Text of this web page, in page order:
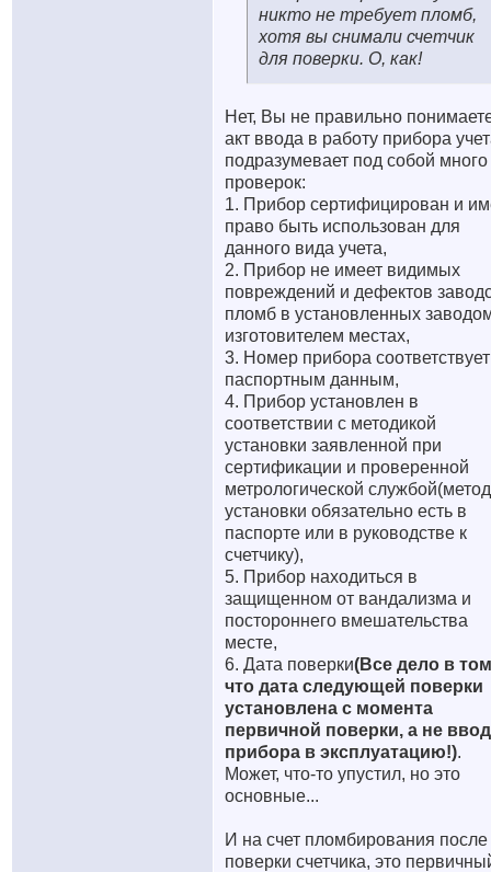
никто не требует пломб,
хотя вы снимали счетчик
для поверки. О, как!
Нет, Вы не правильно
акт ввода в работу прибора
подразумевает под собой много
проверок:
1. Прибор сертифицирован и
право быть использован для
данного вида учета,
2. Прибор не имеет видимых
повреждений и дефектов
пломб в установленных
изготовителем местах,
3. Номер прибора соответствует
паспортным данным,
4. Прибор установлен в
соответствии с методикой
установки заявленной при
сертификации и проверенной
метрологической
установки обязательно есть в
паспорте или в руководстве к
счетчику),
5. Прибор находиться в
защищенном от вандализма и
постороннего вмешательства
месте,
6. Дата поверки(Все дело в
что дата следующей поверки
установлена с момента
первичной поверки, а не
прибора в эксплуатацию!).
Может, что-то упустил, но это
основные...
И на счет пломбирования после
поверки счетчика, это